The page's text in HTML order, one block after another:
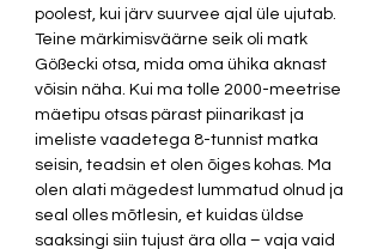
poolest, kui järv suurvee ajal üle ujutab.
Teine märkimisväärne seik oli matk
Gößecki otsa, mida oma ühika aknast
võisin näha. Kui ma tolle 2000-meetrise
mäetipu otsas pärast piinarikast ja
imeliste vaadetega 8-tunnist matka
seisin, teadsin et olen õiges kohas. Ma
olen alati mägedest lummatud olnud ja
seal olles mõtlesin, et kuidas üldse
saaksingi siin tujust ära olla – vaja vaid